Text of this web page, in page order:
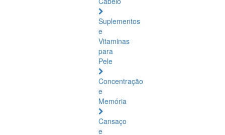
Suplementos
e
Vitaminas
para
Pele
Concentração
e
Memória
Cansaço
e